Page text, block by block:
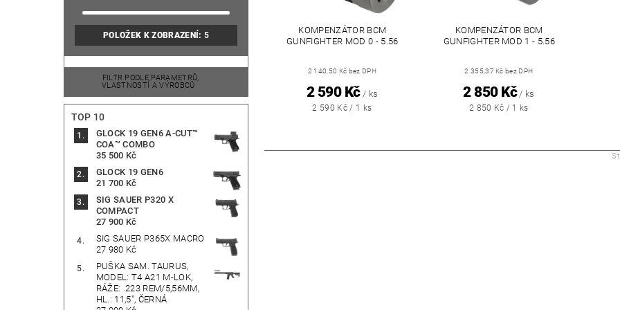
POLOŽEK K ZOBRAZENÍ: 5
FILTR PODLE PARAMETRŮ,
VLASTNOSTÍ A VÝROBCŮ
TOP 10
GLOCK 19 GEN6 A-CUT™
COA™ COMBO
35 500 Kč
GLOCK 19 GEN6
21 700 Kč
SIG SAUER P320 X
COMPACT
27 900 Kč
SIG SAUER P365X MACRO
27 980 Kč
PUŠKA SAM. TAURUS,
MODEL: T4 A21 M-LOK,
RÁŽE: .223 REM/5,56MM,
HL.: 11,5", ČERNÁ
KOMPENZÁTOR BCM
GUNFIGHTER MOD 0 - 5.56
2 140,50 Kč bez DPH
2 590 Kč / ks
2 590 Kč / 1 ks
KOMPENZÁTOR BCM
GUNFIGHTER MOD 1 - 5.56
2 355,37 Kč bez DPH
2 850 Kč / ks
2 850 Kč / 1 ks